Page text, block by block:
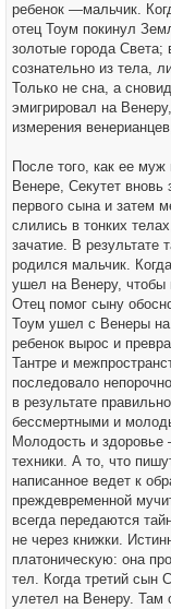
ребенок —мальчик.
отец Тоум покинул
золотые города
сознательно из тела,
Только не сна, а
эмигрировал на
измерения
После того, как ее
Венере, Секутет
первого сына и затем
слились в тонких
зачатие. В результате
родился мальчик.
ушел на Венеру, чтобы
Отец помог сыну
Тоум ушел с Венеры на
ребенок вырос и
Тантре и
последовало
в результате
бессмертными и
Молодость и
техники. А то, что
написанное ведет к
преждевременной
всегда передаются
не через книжки.
платоническую: она
тел. Когда третий сын
улетел на Венеру. Там